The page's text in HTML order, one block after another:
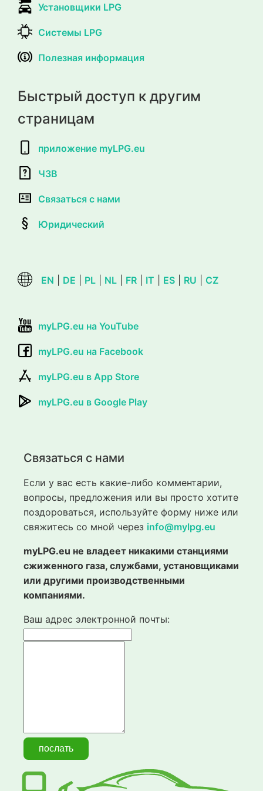
Установщики LPG
Системы LPG
Полезная информация
Быстрый доступ к другим
страницам
приложение myLPG.eu
ЧЗВ
Связаться с нами
Юридический
EN DE PL NL FR IT ES RU CZ
myLPG.eu на YouTube
myLPG.eu на Facebook
myLPG.eu в App Store
myLPG.eu в Google Play
Связаться с нами
Если у вас есть какие-либо комментарии,
вопросы, предложения или вы просто хотите
поздороваться, используйте форму ниже или
свяжитесь со мной через info@mylpg.eu
myLPG.eu не владеет никакими станциями
сжиженного газа, службами, установщиками
или другими производственными
компаниями.
Ваш адрес электронной почты: